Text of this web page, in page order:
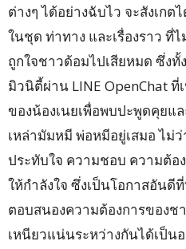
ต่างๆ ได้อย่างฉับไว จะสังเกต
ในชุด ท่าทาง และเรื่องราว ที่
ถูกใจชาวด้อมไปเสียหมด ซึ่ง
มิวนิตี้ผ่าน LINE OpenChat ที่
ของน้องเนยเพื่อพบปะพูดคุยแ
เหล่ามัมหมี พ่อหมีอยู่เสมอ ไม่ว่
ประทับใจ ความชอบ ความต้อ
ให้กำลังใจ ซึ่งเป็นโอกาสอันดี
ตอบสนองความต้องการของช
เหนียวแน่นระหว่างกันได้เป็น